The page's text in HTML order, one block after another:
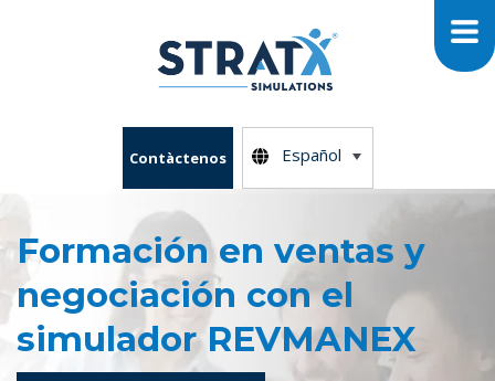
Contàctenos Español
Formación en ventas y
negociación con el
simulador REVMANEX